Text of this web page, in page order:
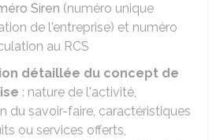
Siren (numéro unique
de l'entreprise) et numéro
au RCS
détaillée du concept de
: nature de l'activité,
du savoir-faire, caractéristiques
ou services offerts,